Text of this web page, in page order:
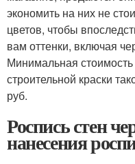
экономить на них не
цветов, чтобы
вам оттенки, включая
Минимальная
строительной краски
руб.
Роспись стен
нанесения